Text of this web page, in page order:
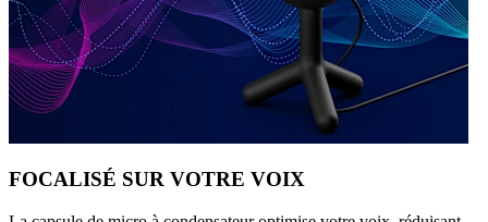
FOCALISÉ SUR VOTRE VOIX